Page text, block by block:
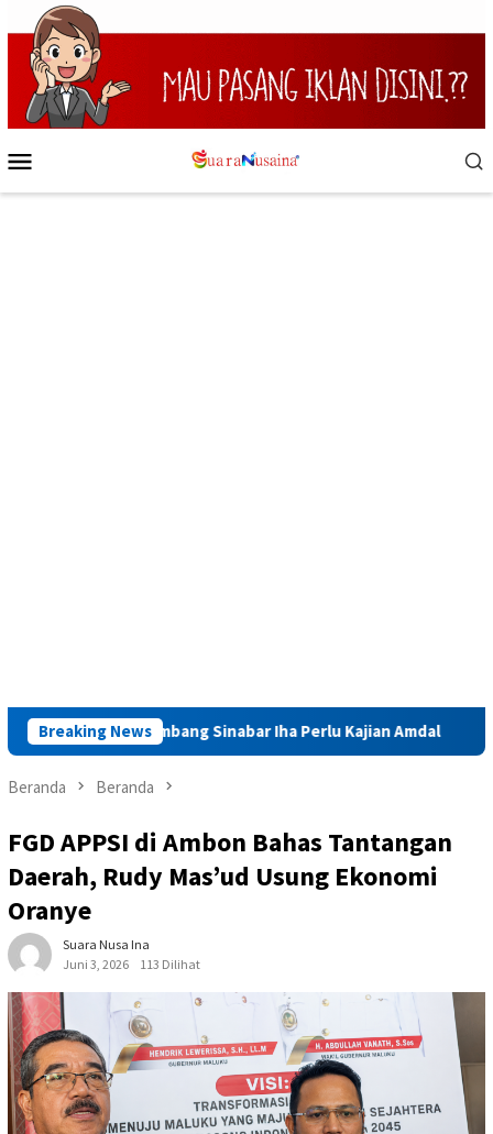
Loncat
ke
konten
Mobile
Breaking News
Tambang Sinabar Iha Perlu Kajian Amdal Launching
Beranda Beranda
FGD APPSI di Ambon Bahas Tantangan
Daerah, Rudy Mas’ud Usung Ekonomi
Oranye
Suara Nusa Ina
Juni 3, 2026
113 Dilihat